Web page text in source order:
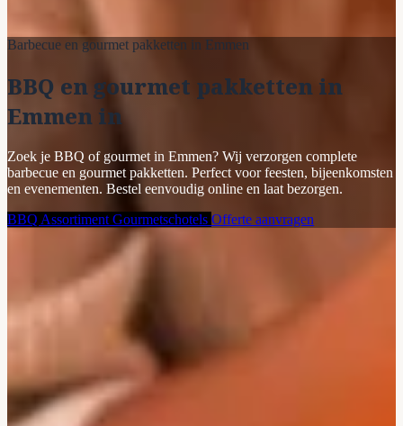
Barbecue en gourmet pakketten in Emmen
BBQ en gourmet pakketten in
Emmen in
Zoek je BBQ of gourmet in Emmen? Wij verzorgen complete
barbecue en gourmet pakketten. Perfect voor feesten, bijeenkomsten
en evenementen. Bestel eenvoudig online en laat bezorgen.
BBQ Assortiment Gourmetschotels Offerte aanvragen